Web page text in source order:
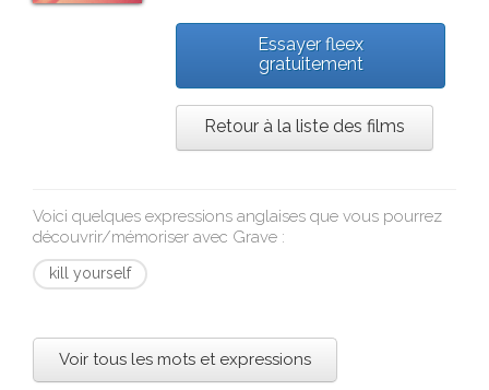
Essayer fleex
gratuitement
Retour à la liste des films
Voici quelques expressions anglaises que vous pourrez
découvrir/mémoriser avec Grave :
kill yourself
Voir tous les mots et expressions